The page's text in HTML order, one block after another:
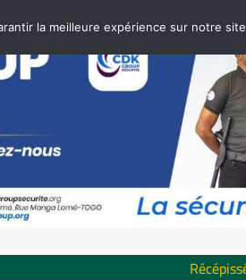
la meilleure expérience sur notre